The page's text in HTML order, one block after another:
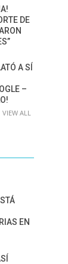
DE
A SÍ
–
VIEW ALL
EN